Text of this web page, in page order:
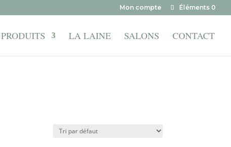
Mon compte Éléments 0
LA LAINE SALONS CONTACT